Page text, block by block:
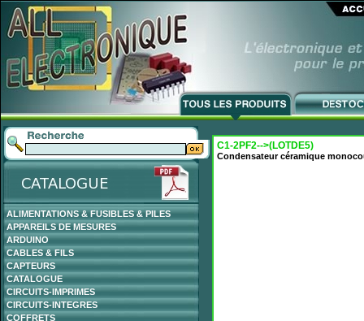
ALIMENTATIONS & FUSIBLES & PILES
APPAREILS DE MESURES
ARDUINO
CABLES & FILS
CAPTEURS
CATALOGUE
CIRCUITS-IMPRIMES
CIRCUITS-INTEGRES
COFFRETS
C1-2PF2-->(LOTDE5)
Condensateur céramique